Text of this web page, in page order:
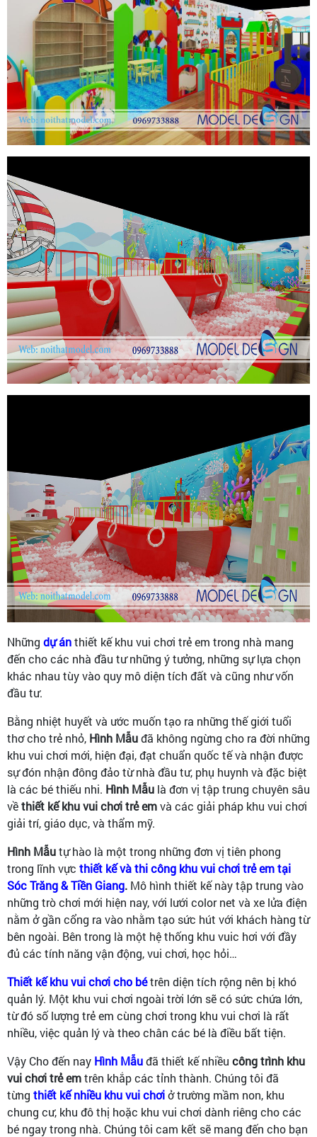
Những dự ánthiết kế khu vui chơi trẻ em trong nhà mang
đến cho các nhà đầu tư những ý tưởng, những sự lựa chọn
khác nhau tùy vào quy mô diện tích đất và cũng như vốn
đầu tư.
Bằng nhiệt huyết và ước muốn tạo ra những thế giới tuổi
thơ cho trẻ nhỏ, Hình Mẫuđã không ngừng cho ra đời những
khu vui chơi mới, hiện đại, đạt chuẩn quốc tế và nhận được
sự đón nhận đông đảo từ nhà đầu tư, phụ huynh và đặc biệt
là các bé thiếu nhi. Hình Mẫu là đơn vị tập trung chuyên sâu
vềthiết kế khu vui chơi trẻ emvà các giải pháp khu vui chơi
giải trí, giáo dục, và thẩm mỹ.
Hình Mẫutự hào là một trong những đơn vị tiên phong
trong lĩnh vực thiết kế và thi công khu vui chơi trẻ em tại
Sóc Trăng & Tiền Giang. Mô hình thiết kế này tập trung vào
những trò chơi mới hiện nay, với lưới color net và xe lửa điện
nằm ở gần cổng ra vào nhằm tạo sức hút với khách hàng từ
bên ngoài. Bên trong là một hệ thống khu vuic hơi với đầy
đủ các tính năng vận động, vui chơi, học hỏi…
Thiết kế khu vui chơi cho bétrên diện tích rộng nên bị khó
quản lý. Một khu vui chơi ngoài trời lớn sẽ có sức chứa lớn,
từ đó số lượng trẻ em cùng chơi trong khu vui chơi là rất
nhiều, việc quản lý và theo chân các bé là điều bất tiện.
Vậy Cho đến nay Hình Mẫuđã thiết kế nhiều công trình khu
vui chơi trẻ emtrên khắp các tỉnh thành. Chúng tôi đã
từng thiết kế nhiều khu vui chơiở trường mầm non, khu
chung cư, khu đô thị hoặc khu vui chơi dành riêng cho các
bé ngay trong nhà. Chúng tôi cam kết sẽ mang đến cho bạn